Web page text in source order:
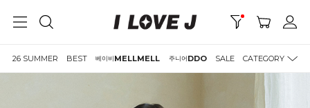
26 SUMMER BEST 베이비MELLMELL 주니어DDO SALE CATEGORY